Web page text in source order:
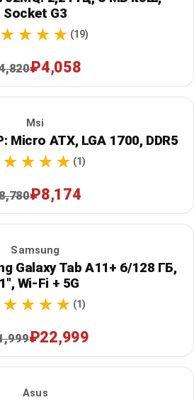
Socket G3
(19)
₽4,058
Msi
Micro ATX, LGA 1700, DDR5
(1)
₽8,174
Samsung
Galaxy Tab A11+ 6/128 ГБ,
Wi‑Fi + 5G
(1)
₽22,999
Asus